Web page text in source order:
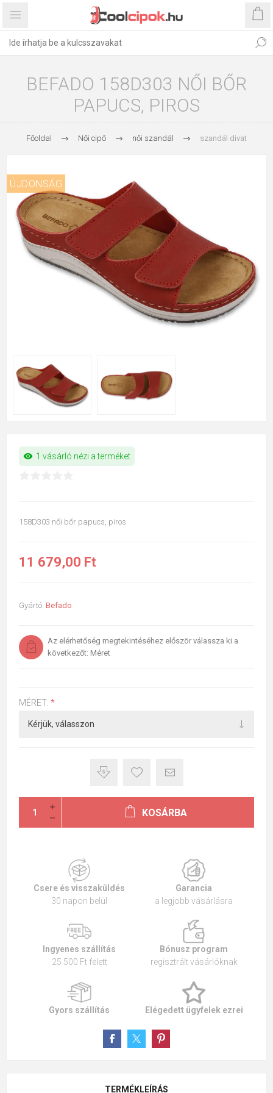
BEFADO 158D303 NŐI BŐR
PAPUCS, PIROS
Főoldal Női cipő női szandál szandál divat
ÚJDONSÁG
visibility 1 vásárló nézi a terméket
158D303 női bőr papucs, piros
11 679,00 Ft
Gyártó: Befado
Az elérhetőség megtekintéséhez először válassza ki a
következőt: Méret
MÉRET: *
KOSÁRBA
Csere és visszaküldés
30 napon belül
Garancia
a legjobb vásárlásra
Ingyenes szállítás
25 500 Ft felett
Bónusz program
regisztrált vásárlóknak
Gyors szállítás Elégedett ügyfelek ezrei
TERMÉKLEÍRÁS